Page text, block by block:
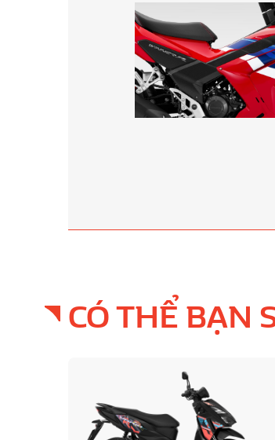
binh đường đua” CBR1000RR-R, mang đến diện mạo
Ấn tượng với bộ tem sắc nét trải dài từ đầu đến thân
CÓ THỂ BẠN